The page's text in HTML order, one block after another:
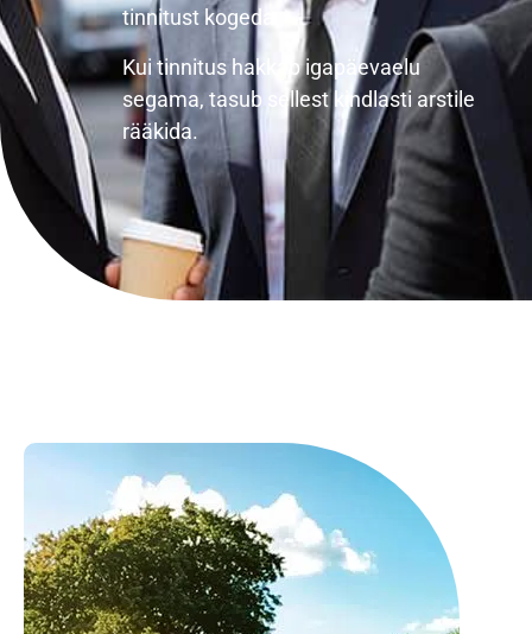
tinnitust kogeda.
Kui tinnitus hakkab igapäevaelu
segama, tasub sellest kindlasti arstile
rääkida.